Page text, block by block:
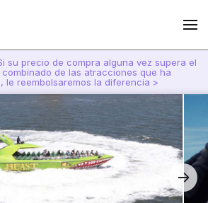
su precio de compra alguna vez supera el
de las atracciones que ha
le reembolsaremos la diferencia >